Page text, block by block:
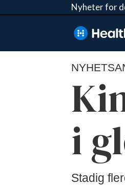
Nyheter for
i
Stadig